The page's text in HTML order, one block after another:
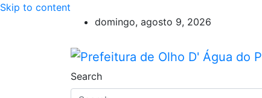
Skip to content
domingo, agosto 9, 2026
Prefeitura de Olho D'
Olho D'Agua do Piauí – Piauí –
Search